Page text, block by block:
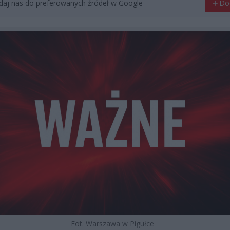
nas do preferowanych źródeł w Google
Fot. Warszawa w Pigułce